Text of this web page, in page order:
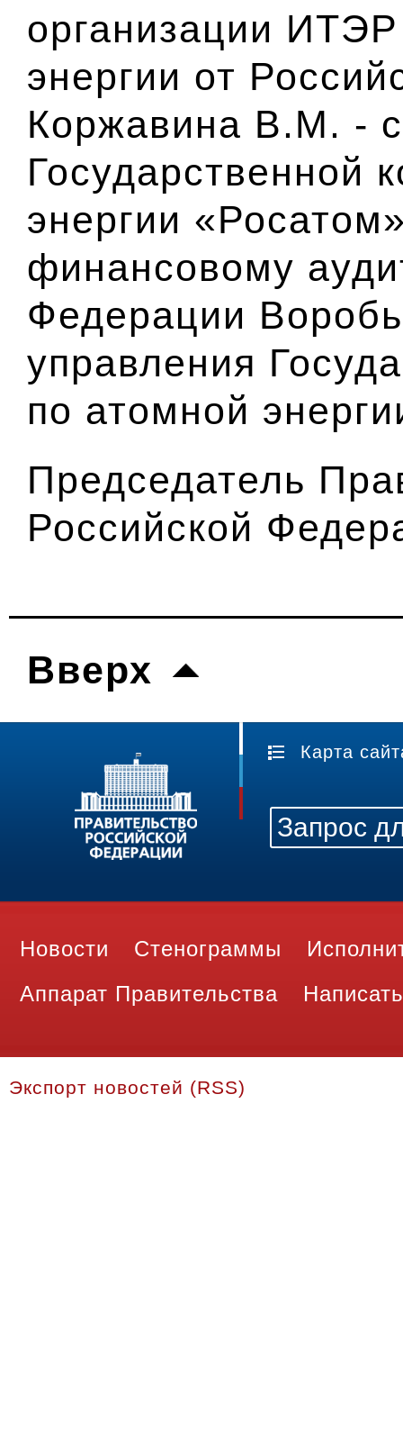
организации
энергии от
Коржавина В.М. -
Государственной
энергии
финансовому
Федерации
управления
по атомной
Председатель
Российской
Вверх
Карта
Новости Стенограммы
Аппарат Правительства
Экспорт новостей (RSS)